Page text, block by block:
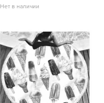
Нет в наличии